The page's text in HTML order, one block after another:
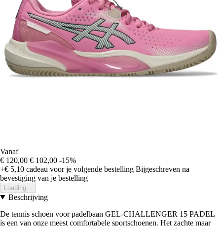
Vanaf
€ 120,00 € 102,00 -15%
+€ 5,10 cadeau voor je volgende bestelling Bijgeschreven na
bevestiging van je bestelling
Loading...
Beschrijving
De tennis schoen voor padelbaan GEL-CHALLENGER 15 PADEL
is een van onze meest comfortabele sportschoenen. Het zachte maar